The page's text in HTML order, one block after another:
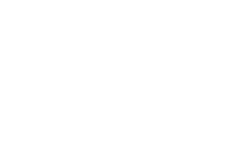
要案的艰
和解的“无用之人”；共享同一具躯体的人格
将冷血少帅许又安与昆曲名伶荣筱楠推向不死不休